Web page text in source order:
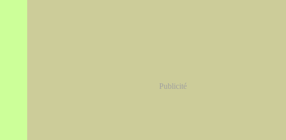
Publicité